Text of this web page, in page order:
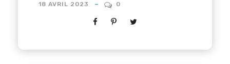
18 AVRIL 2023
0